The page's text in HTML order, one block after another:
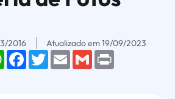
2016 Atualizado em19/09/2023
WhatsApp
Facebook
TwitterEmailGmail